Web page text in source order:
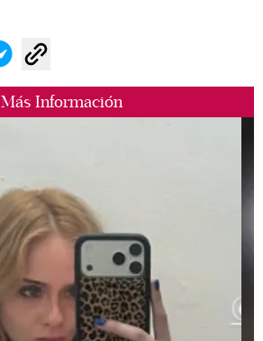
Más Información